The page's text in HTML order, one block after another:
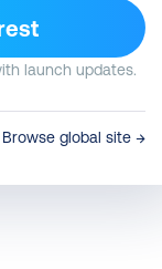
13 min read
launch updates.
Browse global site →